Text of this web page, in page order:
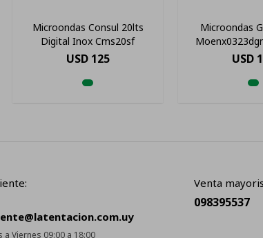
Microondas Consul 20lts
Digital Inox Cms20sf
USD 125
Microondas
USD
a Viernes 09:00 a 18:00
Venta
098395537